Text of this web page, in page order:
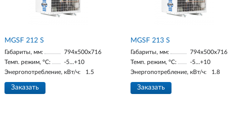
МGSF 212 S
Габариты, мм:
794x500x716
Темп. режим, °С:
-5...+10
Энергопотребление, кВт/ч:
1.5
Заказать
МGSF 213 S
Габариты, мм:
794x500x716
Темп. режим, °С:
-5...+10
Энергопотребление, кВт/ч:
1.8
Заказать